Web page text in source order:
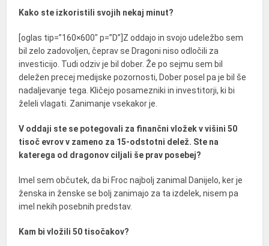
Kako ste izkoristili svojih nekaj minut?
[oglas tip=”160×600″ p=”D”]Z oddajo in svojo udeležbo sem
bil zelo zadovoljen, čeprav se Dragoni niso odločili za
investicijo. Tudi odziv je bil dober. Že po sejmu sem bil
deležen precej medijske pozornosti, Dober posel pa je bil še
nadaljevanje tega. Kličejo posamezniki in investitorji, ki bi
želeli vlagati. Zanimanje vsekakor je.
V oddaji ste se potegovali za finančni vložek v višini 50
tisoč evrov v zameno za 15-odstotni delež. Ste na
katerega od dragonov ciljali še prav posebej?
Imel sem občutek, da bi Froc najbolj zanimal Danijelo, ker je
ženska in ženske se bolj zanimajo za ta izdelek, nisem pa
imel nekih posebnih predstav.
Kam bi vložili 50 tisočakov?